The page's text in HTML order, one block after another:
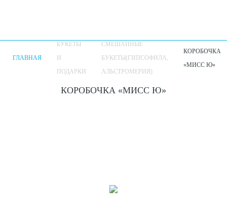
ГЛАВНАЯ
БУКЕТЫ
И
ПОДАРКИ
СМЕШАННЫЕ
БУКЕТЫ(ГИПСОФИЛА,
АЛЬСТРОМЕРИЯ)
КОРОБОЧКА
«МИСС Ю»
КОРОБОЧКА «МИСС Ю»